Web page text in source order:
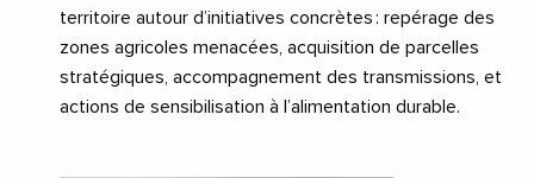
territoire autour d’initiatives concrètes : repérage des
zones agricoles menacées, acquisition de parcelles
stratégiques, accompagnement des transmissions, et
actions de sensibilisation à l’alimentation durable.